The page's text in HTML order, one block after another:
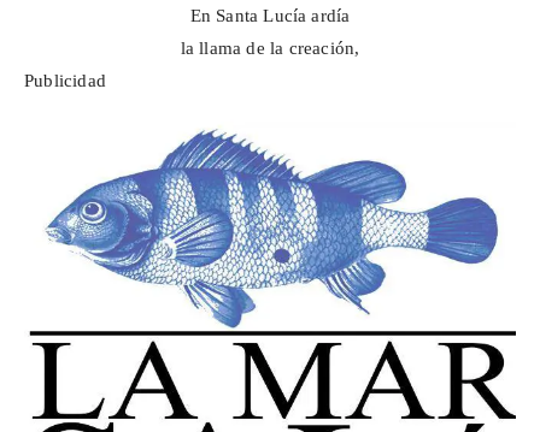
En Santa Lucía ardía
la llama de la creación,
Publicidad